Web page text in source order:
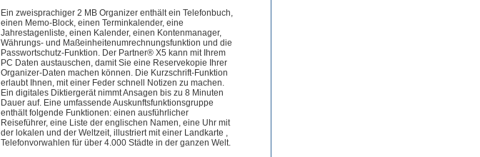
Ein zweisprachiger 2 MB Organizer enthält ein Telefonbuch,
einen Memo-Block, einen Terminkalender, eine
Jahrestagenliste, einen Kalender, einen Kontenmanager,
Währungs- und Maßeinheitenumrechnungsfunktion und die
Passwortschutz-Funktion. Der Partner® X5 kann mit Ihrem
PC Daten austauschen, damit Sie eine Reservekopie Ihrer
Organizer-Daten machen können. Die Kurzschrift-Funktion
erlaubt Ihnen, mit einer Feder schnell Notizen zu machen.
Ein digitales Diktiergerät nimmt Ansagen bis zu 8 Minuten
Dauer auf. Eine umfassende Auskunftsfunktionsgruppe
enthält folgende Funktionen: einen ausführlicher
Reiseführer, eine Liste der englischen Namen, eine Uhr mit
der lokalen und der Weltzeit, illustriert mit einer Landkarte ,
Telefonvorwahlen für über 4.000 Städte in der ganzen Welt.